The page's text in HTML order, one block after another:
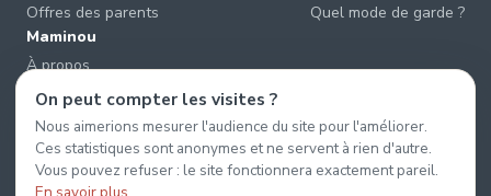
Offres des parents
Quel mode de garde ?
Maminou
À propos
Nous contacter
Éviter les arnaques
CGU & CGV
Confidentialité
On peut compter les visites ?
Nous aimerions mesurer l'audience du site pour l'améliorer.
Ces statistiques sont anonymes et ne servent à rien d'autre.
Vous pouvez refuser : le site fonctionnera exactement pareil.